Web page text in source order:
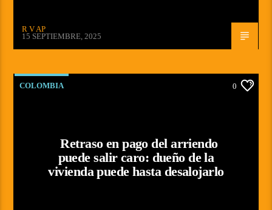
R V AP
15 SEPTIEMBRE, 2025
COLOMBIA 0
Retraso en pago del arriendo
puede salir caro: dueño de la
vivienda puede hasta desalojarlo